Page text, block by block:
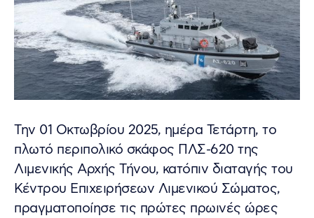
Την 01 Οκτωβρίου 2025, ημέρα Τετάρτη, το
πλωτό περιπολικό σκάφος ΠΛΣ-620 της
Λιμενικής Αρχής Τήνου, κατόπιν διαταγής του
Κέντρου Επιχειρήσεων Λιμενικού Σώματος,
πραγματοποίησε τις πρώτες πρωινές ώρες